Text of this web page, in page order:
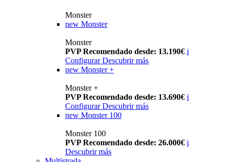
Monster
new Monster
Monster
PVP Recomendado desde: 13.190€ i
Configurar Descubrir más
new Monster +
Monster +
PVP Recomendado desde: 13.690€ i
Configurar Descubrir más
new Monster 100
Monster 100
PVP Recomendado desde: 26.000€ i
Descubrir más